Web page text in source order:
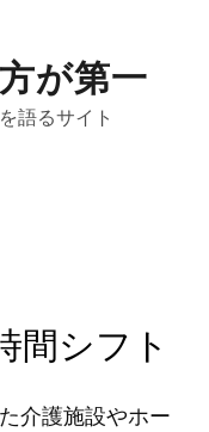
が第一
語るサイト
間シフト
介護施設やホー